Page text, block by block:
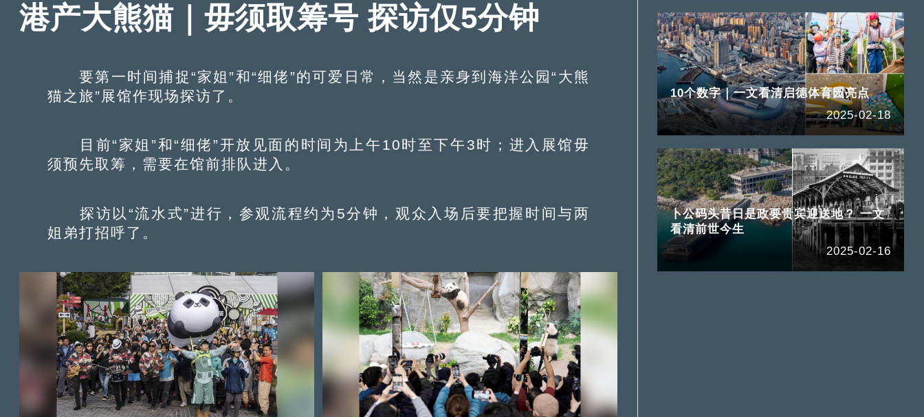
港产大熊猫｜毋须取筹号 探访仅5分钟
要第一时间捕捉“家姐”和“细佬”的可爱日常，当然是亲身到海洋公园“大熊
猫之旅”展馆作现场探访了。
目前“家姐”和“细佬”开放见面的时间为上午10时至下午3时；进入展馆毋
须预先取筹，需要在馆前排队进入。
探访以“流水式”进行，参观流程约为5分钟，观众入场后要把握时间与两
姐弟打招呼了。
10个数字｜一文看清启德体育园亮点
2025-02-18
卜公码头昔日是政要贵宾迎送地？ 一文
看清前世今生
2025-02-16